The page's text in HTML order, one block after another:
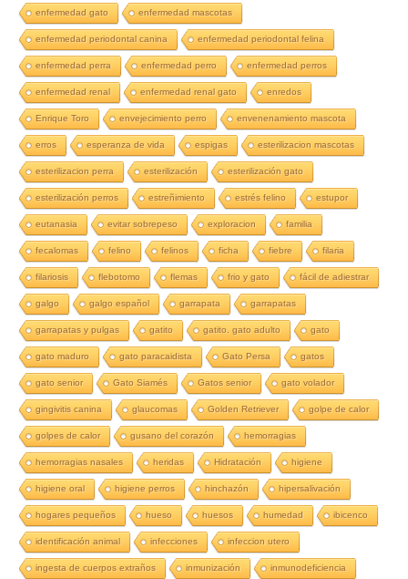
enfermedad gato enfermedad mascotas
enfermedad periodontal canina enfermedad periodontal felina
enfermedad perra enfermedad perro enfermedad perros
enfermedad renal enfermedad renal gato enredos
Enrique Toro envejecimiento perro envenenamiento mascota
erros esperanza de vida espigas esterilizacion mascotas
esterilizacion perra esterilización esterilización gato
esterilización perros estreñimiento estrés felino estupor
eutanasia evitar sobrepeso exploracion familia
fecalomas felino felinos ficha fiebre filaria
filariosis flebotomo flemas frio y gato fácil de adiestrar
galgo galgo español garrapata garrapatas
garrapatas y pulgas gatito gatito. gato adulto gato
gato maduro gato paracaidista Gato Persa gatos
gato senior Gato Siamés Gatos senior gato volador
gingivitis canina glaucomas Golden Retriever golpe de calor
golpes de calor gusano del corazón hemorragias
hemorragias nasales heridas Hidratación higiene
higiene oral higiene perros hinchazón hipersalivación
hogares pequeños hueso huesos humedad ibicenco
identificación animal infecciones infeccion utero
ingesta de cuerpos extraños inmunización inmunodeficiencia